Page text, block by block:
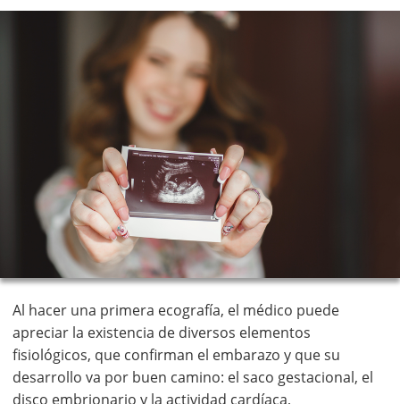
Al hacer una primera ecografía, el médico puede
apreciar la existencia de diversos elementos
fisiológicos, que confirman el embarazo y que su
desarrollo va por buen camino: el saco gestacional, el
disco embrionario y la actividad cardíaca,